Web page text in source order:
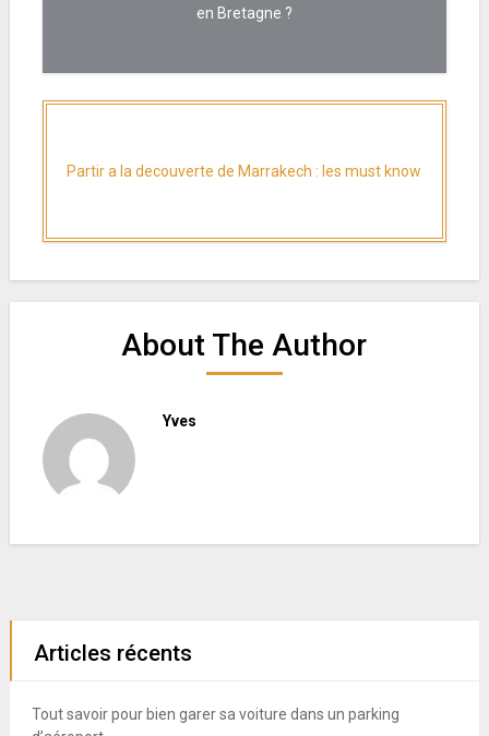
en Bretagne ?
Partir a la decouverte de Marrakech : les must know
About The Author
Yves
Articles récents
Tout savoir pour bien garer sa voiture dans un parking